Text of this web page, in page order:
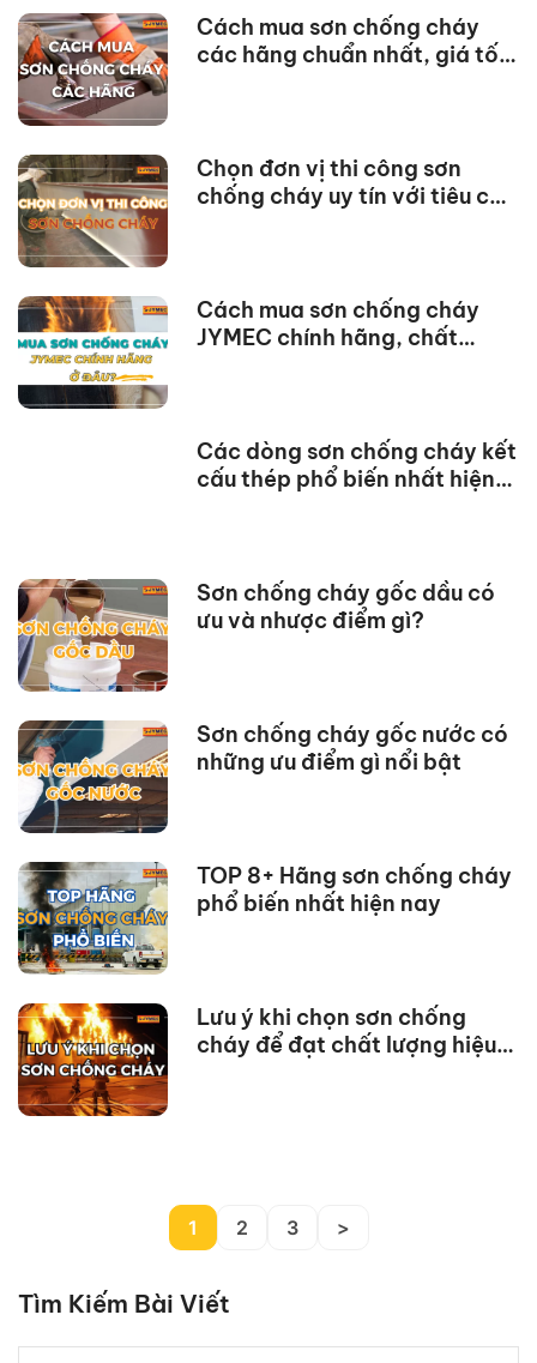
Cách mua sơn chống cháy
các hãng chuẩn nhất, giá tốt
Chọn đơn vị thi công sơn
chống cháy uy tín với tiêu chí
Cách mua sơn chống cháy
JYMEC chính hãng, chất
Các dòng sơn chống cháy kết
cấu thép phổ biến nhất hiện
Sơn chống cháy gốc dầu có
ưu và nhược điểm gì?
Sơn chống cháy gốc nước có
những ưu điểm gì nổi bật
TOP 8+ Hãng sơn chống cháy
phổ biến nhất hiện nay
Lưu ý khi chọn sơn chống
cháy để đạt chất lượng hiệu
1 2 3 >
Tìm Kiếm Bài Viết